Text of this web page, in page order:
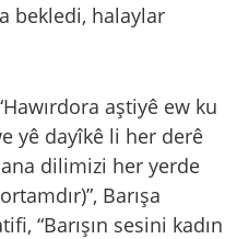
bekledi, halaylar
aştiyê ew ku
yê dayîkê li her derê
dilimizi her yerde
Barışa
“Barışın sesini kadın